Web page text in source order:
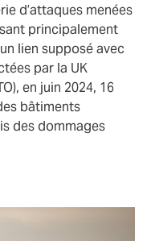
d’attaques menées
principalement
lien supposé avec
par la UK
en juin 2024, 16
bâtiments
des dommages